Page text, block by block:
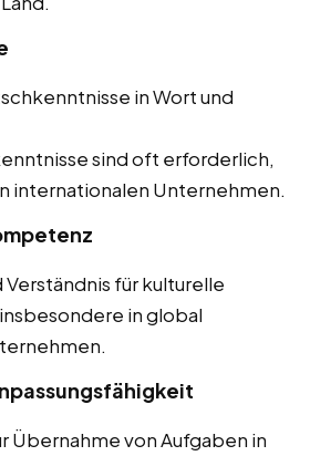
in Wort und
sind oft erforderlich,
internationalen Unternehmen.
für kulturelle
in global
Übernahme von Aufgaben in